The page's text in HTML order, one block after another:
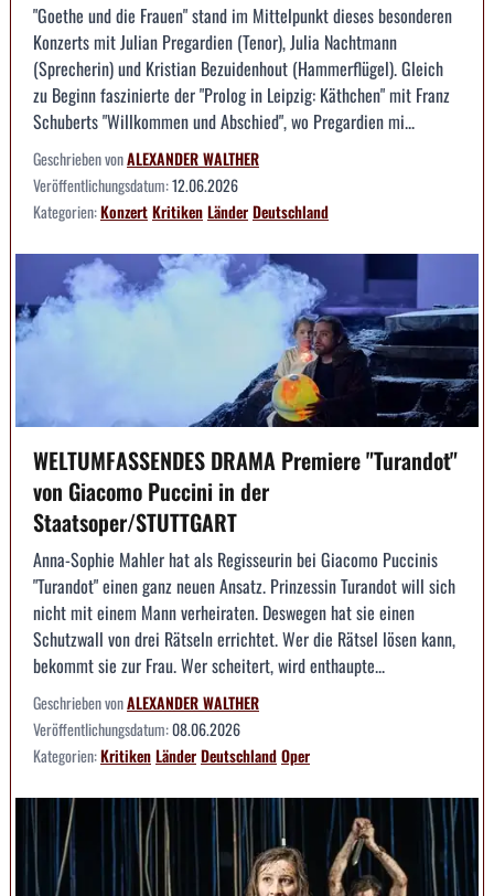
"Goethe und die Frauen" stand im Mittelpunkt dieses besonderen
Konzerts mit Julian Pregardien (Tenor), Julia Nachtmann
(Sprecherin) und Kristian Bezuidenhout (Hammerflügel). Gleich
zu Beginn faszinierte der "Prolog in Leipzig: Käthchen" mit Franz
Schuberts "Willkommen und Abschied", wo Pregardien mi...
Geschrieben vonALEXANDER WALTHER
Veröffentlichungsdatum:12.06.2026
Kategorien:KonzertKritikenLänderDeutschland
WELTUMFASSENDES DRAMA Premiere "Turandot"
von Giacomo Puccini in der
Staatsoper/STUTTGART
Anna-Sophie Mahler hat als Regisseurin bei Giacomo Puccinis
"Turandot" einen ganz neuen Ansatz. Prinzessin Turandot will sich
nicht mit einem Mann verheiraten. Deswegen hat sie einen
Schutzwall von drei Rätseln errichtet. Wer die Rätsel lösen kann,
bekommt sie zur Frau. Wer scheitert, wird enthaupte...
Geschrieben vonALEXANDER WALTHER
Veröffentlichungsdatum:08.06.2026
Kategorien:KritikenLänderDeutschlandOper